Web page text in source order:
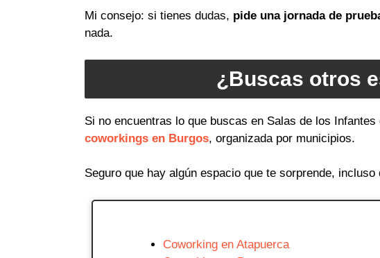
Mi consejo: si tienes dudas, pide una jornada de
nada.
¿Buscas otros
Si no encuentras lo que buscas en Salas de los
coworkings en Burgos, organizada por municipios.
Seguro que hay algún espacio que te sorprende,
Coworking en Atapuerca